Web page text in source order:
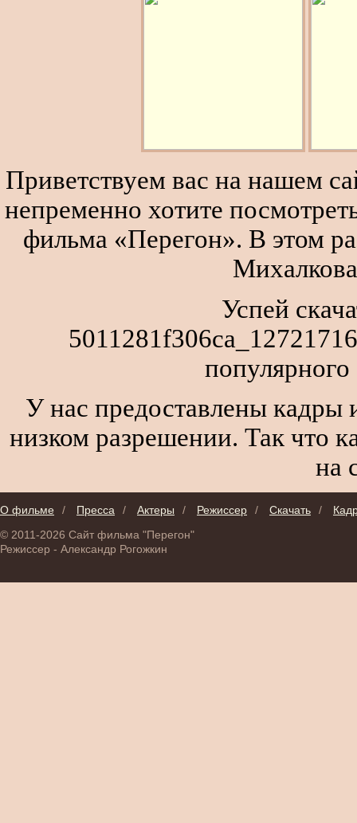
Приветствуем вас на нашем
непременно хотите
фильма «Перегон». В этом
Успей
У нас предоставлены кадры
низком разрешении. Так что
на
О фильме / Пресса / Актеры / Режиссер / Скачать /
© 2011-2026 Сайт фильма "Перегон"
Режиссер - Александр Рогожкин